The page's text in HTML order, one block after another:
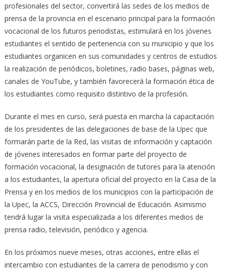
profesionales del sector, convertirá las sedes de los medios de
prensa de la provincia en el escenario principal para la formación
vocacional de los futuros periodistas, estimulará en los jóvenes
estudiantes el sentido de pertenencia con su municipio y que los
estudiantes organicen en sus comunidades y centros de estudios
la realización de periódicos, boletines, radio bases, páginas web,
canales de YouTube, y también favorecerá la formación ética de
los estudiantes como requisito distintivo de la profesión.
Durante el mes en curso, será puesta en marcha la capacitación
de los presidentes de las delegaciones de base de la Upec que
formarán parte de la Red, las visitas de información y captación
de jóvenes interesados en formar parte del proyecto de
formación vocacional, la designación de tutores para la atención
a los estudiantes, la apertura oficial del proyecto en la Casa de la
Prensa y en los medios de los municipios con la participación de
la Upec, la ACCS, Dirección Provincial de Educación. Asimismo
tendrá lugar la visita especializada a los diferentes medios de
prensa radio, televisión, periódico y agencia.
En los próximos nueve meses, otras acciones, entre ellas el
intercambio con estudiantes de la carrera de periodismo y con